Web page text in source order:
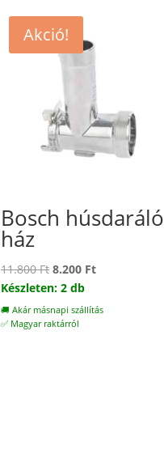
Akció!
Bosch húsdaráló
ház
11.800Ft Original
price
was:
11.800 Ft.
8.200 FtCurrent
is:
Készleten: 2 db
🚚 Akár másnapi szállítás
✅ Magyar raktárról